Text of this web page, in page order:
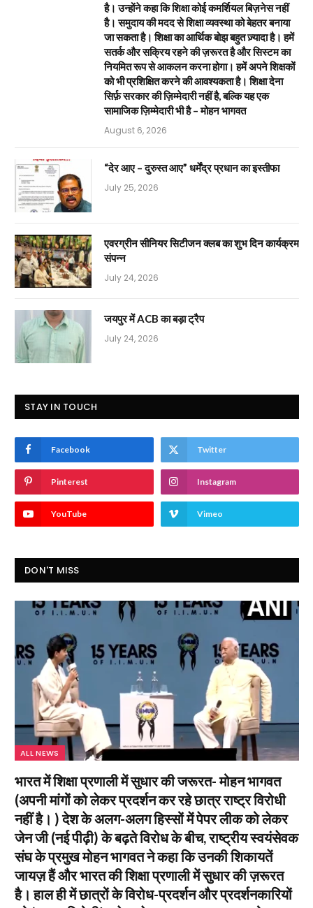
है। उन्होंने कहा कि शिक्षा कोई कमर्शियल बिज़नेस नहीं
है। समुदाय की मदद से शिक्षा व्यवस्था को बेहतर बनाया
जा सकता है। शिक्षा का आर्थिक बोझ बहुत ज़्यादा है। हमें
सतर्क और सक्रिय रहने की ज़रूरत है और सिस्टम का
नियमित रूप से आकलन करना होगा। हमें अपने शिक्षकों
को भी प्रशिक्षित करने की आवश्यकता है। शिक्षा देना
सिर्फ़ सरकार की ज़िम्मेदारी नहीं है, बल्कि यह एक
सामाजिक ज़िम्मेदारी भी है – मोहन भागवत
August 6, 2026
“देर आए – दुरुस्त आए” धर्मेंद्र प्रधान का इस्तीफा
July 25, 2026
एवरग्रीन सीनियर सिटीजन क्लब का शुभ दिन कार्यक्रम
संपन्न
July 24, 2026
जयपुर में ACB का बड़ा ट्रैप
July 24, 2026
STAY IN TOUCH
Facebook Twitter
Pinterest Instagram
YouTube Vimeo
DON'T MISS
ALL NEWS
भारत में शिक्षा प्रणाली में सुधार की जरूरत- मोहन भागवत
(अपनी मांगों को लेकर प्रदर्शन कर रहे छात्र राष्ट्र विरोधी
नहीं है। ) देश के अलग-अलग हिस्सों में पेपर लीक को लेकर
जेन जी (नई पीढ़ी) के बढ़ते विरोध के बीच, राष्ट्रीय स्वयंसेवक
संघ के प्रमुख मोहन भागवत ने कहा कि उनकी शिकायतें
जायज़ हैं और भारत की शिक्षा प्रणाली में सुधार की ज़रूरत
है। हाल ही में छात्रों के विरोध-प्रदर्शन और प्रदर्शनकारियों